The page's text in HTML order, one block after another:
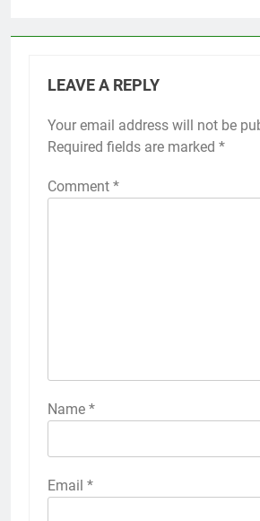
LEAVE A REPLY
Your email address will not be
Required fields are marked *
Comment *
Name *
Email *